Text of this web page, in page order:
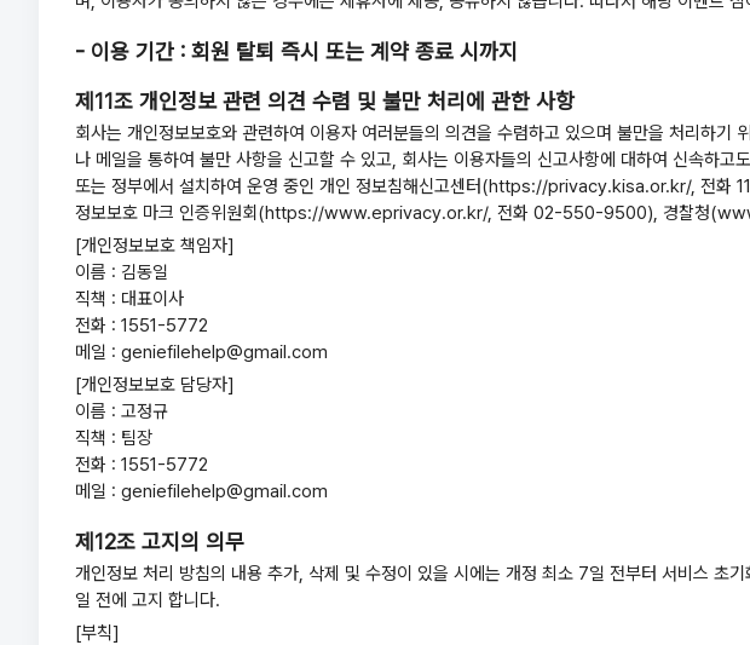
- 이용 기간 : 회원 탈퇴 즉시 또는 계약 종료 시까지
제11조 개인정보 관련 의견 수렴 및 불만 처리에 관한 사항
회사는 개인정보보호와 관련하여 이용자 여러분들의 의견을 수렴하고 있으며 불만을 처리하
나 메일을 통하여 불만 사항을 신고할 수 있고, 회사는 이용자들의 신고사항에 대하여 신속하고
또는 정부에서 설치하여 운영 중인 개인 정보침해신고센터(https://privacy.kisa.or.kr/, 전화
정보보호 마크 인증위원회(https://www.eprivacy.or.kr/, 전화 02-550-9500), 경찰청
[개인정보보호 책임자]
이름 : 김동일
직책 : 대표이사
전화 : 1551-5772
메일 : geniefilehelp@gmail.com
[개인정보보호 담당자]
이름 : 고정규
직책 : 팀장
전화 : 1551-5772
메일 : geniefilehelp@gmail.com
제12조 고지의 의무
개인정보 처리 방침의 내용 추가, 삭제 및 수정이 있을 시에는 개정 최소 7일 전부터 서비스 초
일 전에 고지 합니다.
[부칙]